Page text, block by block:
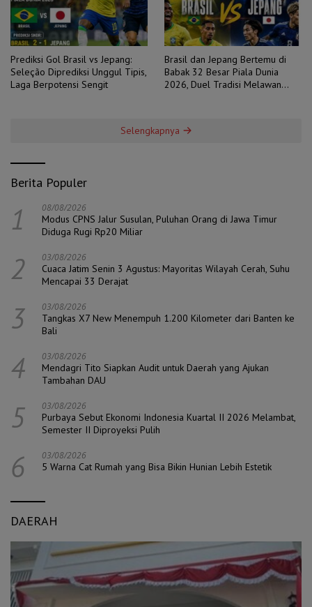
Prediksi Gol Brasil vs Jepang:
Seleção Diprediksi Unggul Tipis,
Laga Berpotensi Sengit
Brasil dan Jepang Bertemu di
Babak 32 Besar Piala Dunia
2026, Duel Tradisi Melawan
Selengkapnya
Berita Populer
1 08/08/2026
Modus CPNS Jalur Susulan, Puluhan Orang di Jawa Timur
Diduga Rugi Rp20 Miliar
2 03/08/2026
Cuaca Jatim Senin 3 Agustus: Mayoritas Wilayah Cerah, Suhu
Mencapai 33 Derajat
3 03/08/2026
Tangkas X7 New Menempuh 1.200 Kilometer dari Banten ke
Bali
4 03/08/2026
Mendagri Tito Siapkan Audit untuk Daerah yang Ajukan
Tambahan DAU
5 03/08/2026
Purbaya Sebut Ekonomi Indonesia Kuartal II 2026 Melambat,
Semester II Diproyeksi Pulih
6 03/08/2026
5 Warna Cat Rumah yang Bisa Bikin Hunian Lebih Estetik
DAERAH